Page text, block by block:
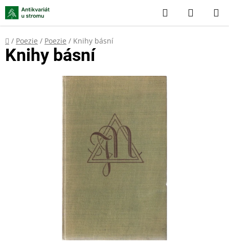
Přejít
na
obsah
Hledat
KOŠÍK
Domů
/ Poezie / Poezie / Knihy básní
Knihy básní